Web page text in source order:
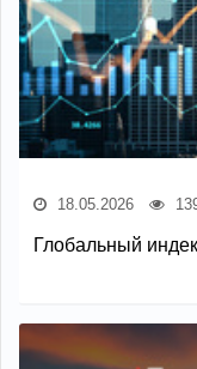
18.05.2026
Глобальный